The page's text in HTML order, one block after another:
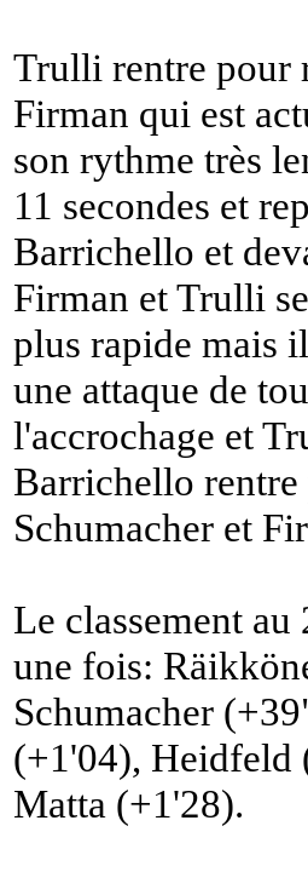
Trulli rentre pour
Firman qui est
son rythme très
11 secondes et
Barrichello et
Firman et Trulli
plus rapide mais
une attaque de
l'accrochage et
Barrichello
Schumacher et
Le classement
une fois:
Schumacher
(+1'04), Heidfeld
Matta (+1'28).